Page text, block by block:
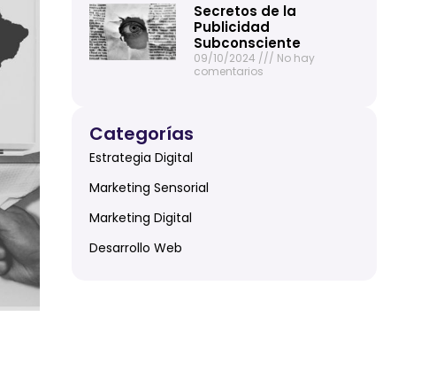
Secretos de la
Publicidad
Subconsciente
09/10/2024
No hay
comentarios
Categorías
Estrategia Digital
Marketing Sensorial
Marketing Digital
Desarrollo Web